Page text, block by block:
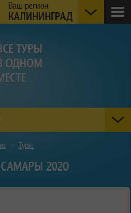
Ваш регион
КАЛИНИНГРАД
> Туры
2020